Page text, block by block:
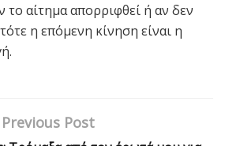
το αίτημα απορριφθεί ή αν δεν
η επόμενη κίνηση είναι η
Previous Post